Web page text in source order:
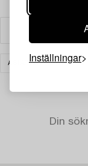
Inställningar
ASIATISK KERAMIK &
Din